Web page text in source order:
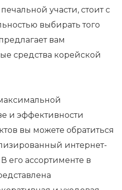
участи, стоит с
выбирать того
вам
средства корейской
и эффективности
вы можете обратиться
интернет-
его ассортименте в